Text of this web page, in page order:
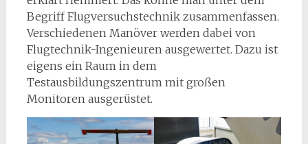
Begriff Flugversuchstechnik zusammenfassen.
Verschiedenen Manöver werden dabei von
Flugtechnik-Ingenieuren ausgewertet. Dazu ist
eigens ein Raum in dem
Testausbildungszentrum mit großen
Monitoren ausgerüstet.